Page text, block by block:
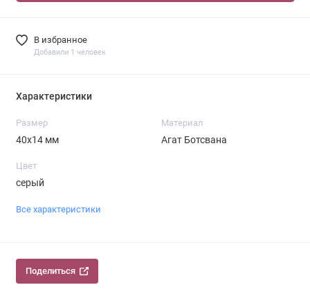
В избранное
Добавили 1 человек
Характеристики
Размер
40х14 мм
Материал
Агат Ботсвана
Цвет
серый
Все характеристики
Поделиться